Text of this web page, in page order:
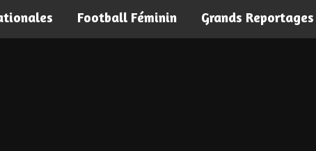
Football Féminin Grands Reportages